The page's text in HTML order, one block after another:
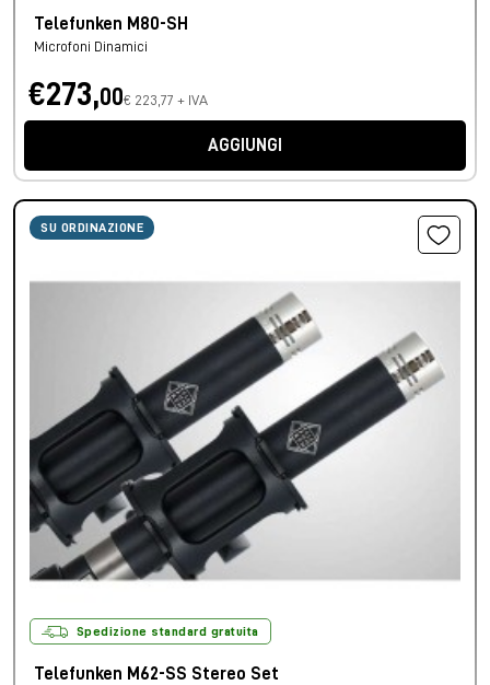
Telefunken M80-SH
Microfoni Dinamici
€273,00€ 223,77 + IVA
AGGIUNGI
SU ORDINAZIONE
Spedizione standard gratuita
Telefunken M62-SS Stereo Set